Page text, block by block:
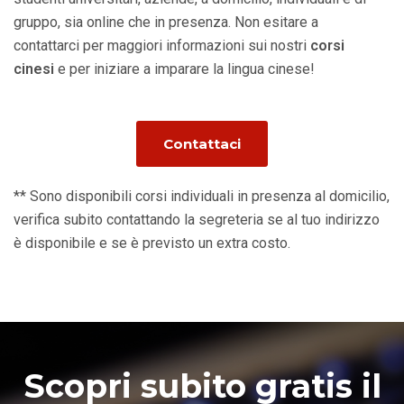
gruppo, sia online che in presenza. Non esitare a
contattarci per maggiori informazioni sui nostri corsi
cinesi e per iniziare a imparare la lingua cinese!
Contattaci
** Sono disponibili corsi individuali in presenza al domicilio,
verifica subito contattando la segreteria se al tuo indirizzo
è disponibile e se è previsto un extra costo.
Scopri subito gratis il